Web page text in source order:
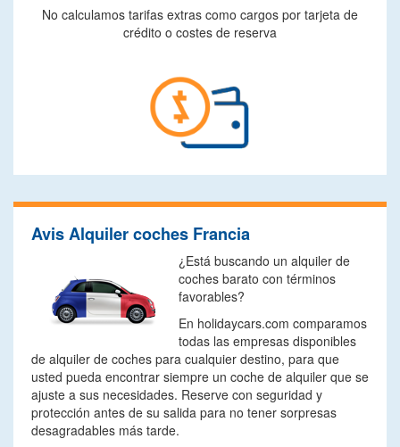
No calculamos tarifas extras como cargos por tarjeta de
crédito o costes de reserva
Avis Alquiler coches Francia
¿Está buscando un alquiler de
coches barato con términos
favorables?
En holidaycars.com comparamos
todas las empresas disponibles
de alquiler de coches para cualquier destino, para que
usted pueda encontrar siempre un coche de alquiler que se
ajuste a sus necesidades. Reserve con seguridad y
protección antes de su salida para no tener sorpresas
desagradables más tarde.